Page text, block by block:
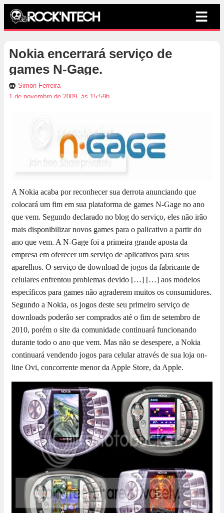
Nokia encerrará serviço de
games N-Gage.
Simon Ferreira
1 de novembro de 2009, às 15:59h
A Nokia acaba por reconhecer sua derrota anunciando que
colocará um fim em sua plataforma de games N-Gage no ano
que vem. Segundo declarado no blog do serviço, eles não irão
mais disponibilizar novos games para o palicativo a partir do
ano que vem. A N-Gage foi a primeira grande aposta da
empresa em oferecer um serviço de aplicativos para seus
aparelhos. O serviço de download de jogos da fabricante de
celulares enfrentou problemas devido […] […] aos modelos
específicos para games não agraderem muitos os consumidores.
Segundo a Nokia, os jogos deste seu primeiro serviço de
downloads poderão ser comprados até o fim de setembro de
2010, porém o site da comunidade continuará funcionando
durante todo o ano que vem. Mas não se desespere, a Nokia
continuará vendendo jogos para celular através de sua loja on-
line Ovi, concorrente menor da Apple Store, da Apple.